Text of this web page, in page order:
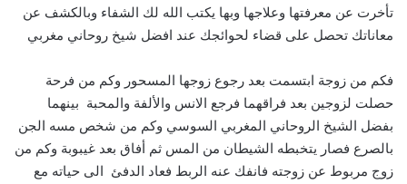
تأخرت عن معرفتها وعلاجها وبها يكتب الله لك الشفاء وبالكشف عن
معاناتك تحصل على قضاء لحوائجك عند افضل شيخ روحاني مغربي
فكم من زوجة ابتسمت بعد رجوع زوجها المسحور وكم من فرحة
حصلت لزوجين بعد فراقهما فرجع الانس والألفة والمحبة بينهما
بفضل الشيخ الروحاني المغربي السوسي وكم من شخص مسه الجن
بالصرع فصار يتخبطه الشيطان من المس ثم أفاق بعد غيبوبة وكم من
زوج مربوط عن زوجته فانفك عنه الربط فعاد الدفئ الى حياته مع